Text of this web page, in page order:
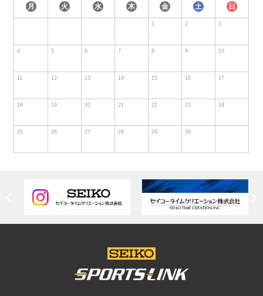
月 火 水 木 金 土 日
1 2 3
4 5 6 7 8 9 10
11 12 13 14 15 16 17
18 19 20 21 22 23 24
25 26 27 28 29 30